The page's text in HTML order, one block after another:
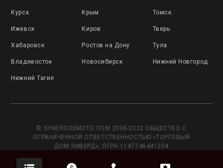
Курск Крым Томск
Ижевск Киров Тверь
Хабаровск Ростов на Дону Тула
Владивосток Новосибирск Нижний Новгород
Нижний Тагил
© SYNERGOSMOTO.COM 2008-2022 ОБЩЕСТВО С
ОГРАНИЧЕННОЙ ОТВЕТСТВЕННОСТЬЮ «ТОРГОВЫЙ
ДОМ ЗИВЕРД», ОГРН 1147746441204
характер и не является публичной офертой